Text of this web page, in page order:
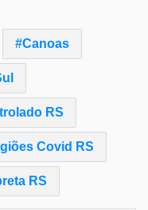
Canoas
RS
Covid RS
RS